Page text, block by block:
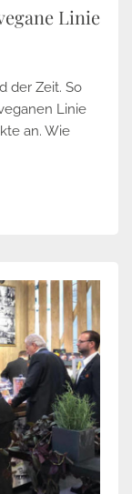
Linie
der Zeit. So
Linie
an. Wie